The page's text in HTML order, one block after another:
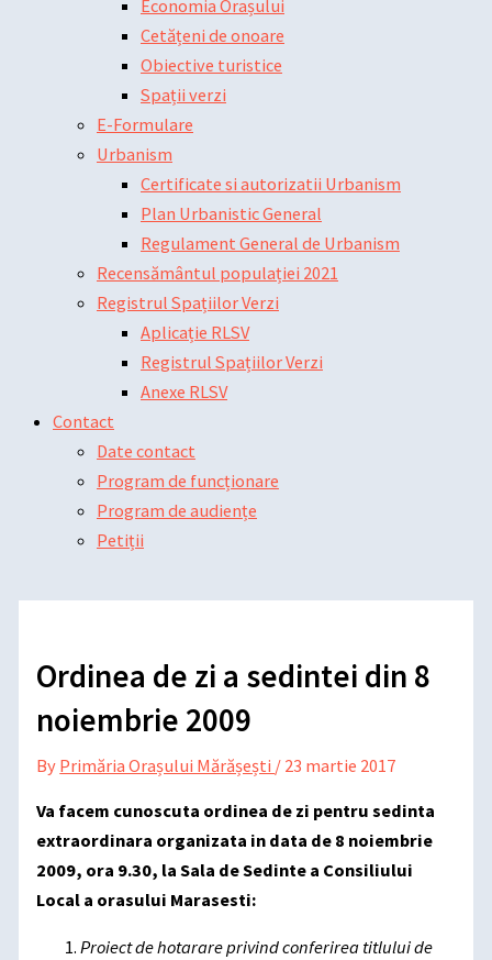
Economia Orașului
Cetățeni de onoare
Obiective turistice
Spații verzi
E-Formulare
Urbanism
Certificate si autorizatii Urbanism
Plan Urbanistic General
Regulament General de Urbanism
Recensământul populației 2021
Registrul Spațiilor Verzi
Aplicație RLSV
Registrul Spațiilor Verzi
Anexe RLSV
Contact
Date contact
Program de funcționare
Program de audiențe
Petiții
Ordinea de zi a sedintei din 8
noiembrie 2009
By Primăria Orașului Mărășești / 23 martie 2017
Va facem cunoscuta ordinea de zi pentru sedinta
extraordinara organizata in data de 8 noiembrie
2009, ora 9.30, la Sala de Sedinte a Consiliului
Local a orasului Marasesti:
Proiect de hotarare privind conferirea titlului de